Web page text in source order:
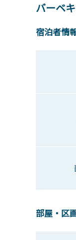
バーベ
宿泊者情
部屋・区